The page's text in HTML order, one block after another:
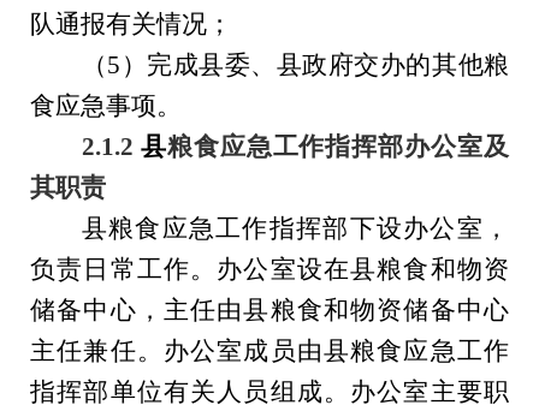
队通报有关情况 ；
（5 ）完成县委、 县政府交办的其他粮
食应急事项。
2.1.2 县粮食应急工作指挥部办公室及
其职责
县粮食应急工作指挥部下设办公室 ，
负责日常工作。办公室设在县粮食和物资
储备中心 ，主任由县粮食和物资储备中心
主任兼任。 办公室成员由县粮食应急工作
指挥部单位有关人员组成。办公室主要职